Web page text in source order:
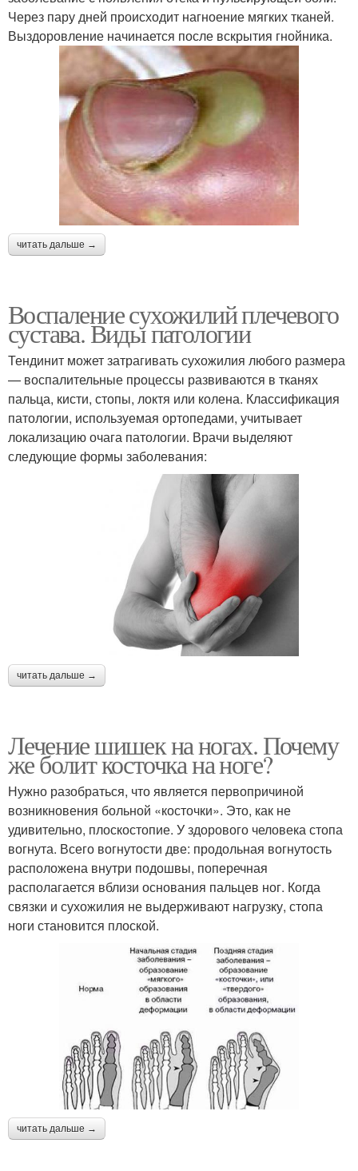
Через пару дней происходит нагноение мягких тканей.
Выздоровление начинается после вскрытия гнойника.
читать дальше →
Воспаление сухожилий плечевого
сустава. Виды патологии
Тендинит может затрагивать сухожилия любого размера
— воспалительные процессы развиваются в тканях
пальца, кисти, стопы, локтя или колена. Классификация
патологии, используемая ортопедами, учитывает
локализацию очага патологии. Врачи выделяют
следующие формы заболевания:
читать дальше →
Лечение шишек на ногах. Почему
же болит косточка на ноге?
Нужно разобраться, что является первопричиной
возникновения больной «косточки». Это, как не
удивительно, плоскостопие. У здорового человека стопа
вогнута. Всего вогнутости две: продольная вогнутость
расположена внутри подошвы, поперечная
располагается вблизи основания пальцев ног. Когда
связки и сухожилия не выдерживают нагрузку, стопа
ноги становится плоской.
читать дальше →